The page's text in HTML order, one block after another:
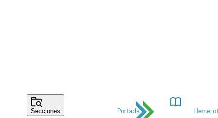
Secciones Portada